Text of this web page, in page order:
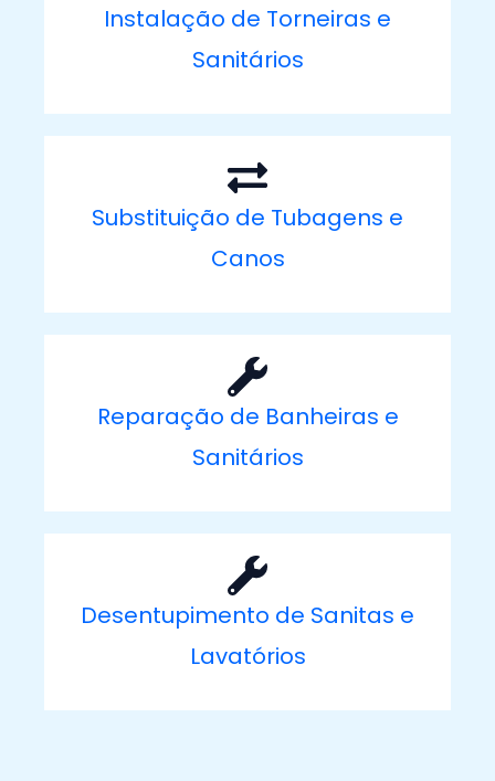
Instalação de Torneiras e
Sanitários
Substituição de Tubagens e
Canos
Reparação de Banheiras e
Sanitários
Desentupimento de Sanitas e
Lavatórios